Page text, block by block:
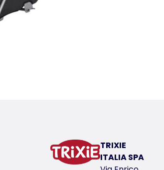
numero unico del prodotto
TRIXIE
ITALIA SPA